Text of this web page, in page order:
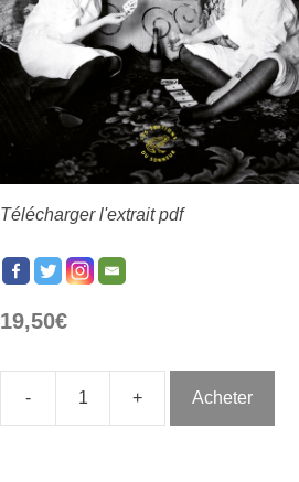
Télécharger l'extrait pdf
19,50€
- + Acheter